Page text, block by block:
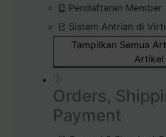
Pendaftaran Member
Sistem Antrian di
Tampilkan Semua
Artikel
Orders,
Payment